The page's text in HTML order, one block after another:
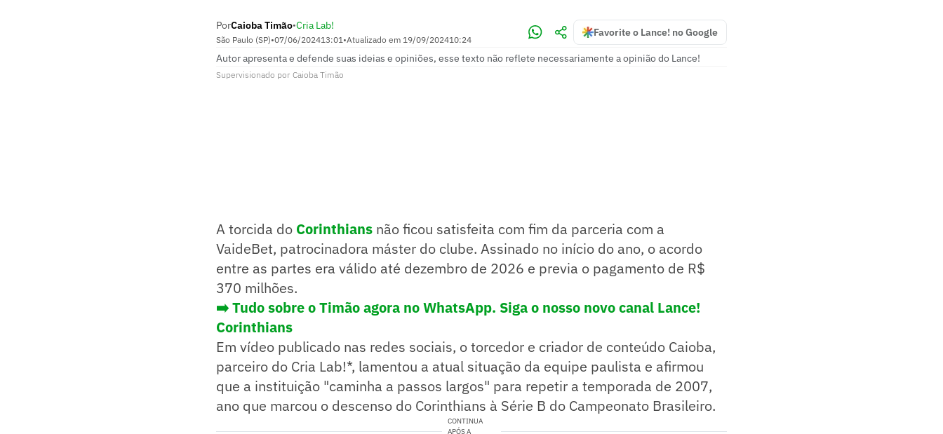
PorCaioba Timão•Cria Lab!
São Paulo (SP)•07/06/202413:01•Atualizado em 19/09/202410:24
Favorite o Lance! no Google
Autor apresenta e defende suas ideias e opiniões, esse texto não reflete necessariamente a opinião do Lance!
Supervisionado por Caioba Timão
A torcida do Corinthians não ficou satisfeita com fim da parceria com a
VaideBet, patrocinadora máster do clube. Assinado no início do ano, o acordo
entre as partes era válido até dezembro de 2026 e previa o pagamento de R$
370 milhões.
➡️ Tudo sobre o Timão agora no WhatsApp. Siga o nosso novo canal Lance!
Corinthians
Em vídeo publicado nas redes sociais, o torcedor e criador de conteúdo Caioba,
parceiro do Cria Lab!*, lamentou a atual situação da equipe paulista e afirmou
que a instituição "caminha a passos largos" para repetir a temporada de 2007,
ano que marcou o descenso do Corinthians à Série B do Campeonato Brasileiro.
CONTINUA
APÓS A